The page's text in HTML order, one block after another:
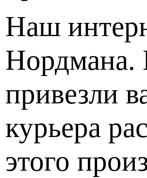
Наш
Нордмана.
привезли
курьера
этого